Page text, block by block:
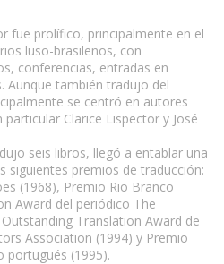
fue prolífico, principalmente en el
luso-brasileños, con
conferencias, entradas en
Aunque también tradujo del
se centró en autores
Clarice Lispector y José
seis libros, llegó a entablar una
siguientes premios de traducción:
(1968), Premio Rio Branco
Award del periódico The
Translation Award de
Association (1994) y Premio
portugués (1995).